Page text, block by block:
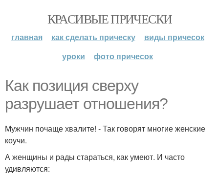
КРАСИВЫЕ ПРИЧЕСКИ
главная как сделать прическу
виды причесок
уроки
фото причесок
Как позиция сверху
разрушает отношения?
Мужчин почаще хвалите! - Так говорят многие женские
коучи.
А женщины и рады стараться, как умеют. И часто
удивляются: